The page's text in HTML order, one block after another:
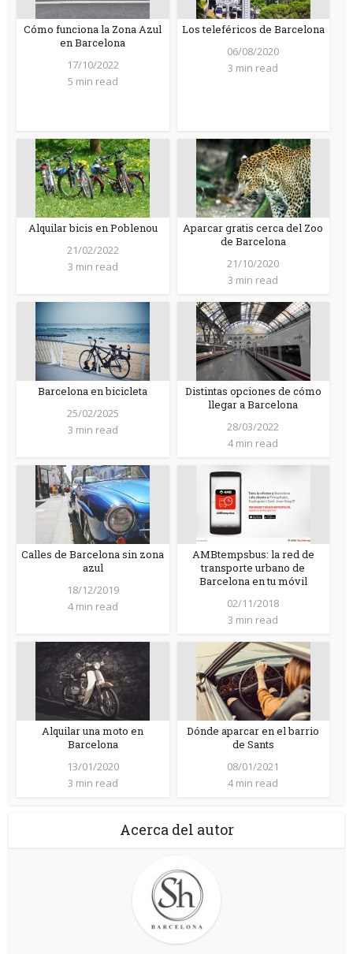
Cómo funciona la Zona Azul
en Barcelona
17/10/2022
5 min read
Los teleféricos de Barcelona
06/08/2020
3 min read
Alquilar bicis en Poblenou
21/02/2022
3 min read
Aparcar gratis cerca del Zoo
de Barcelona
21/10/2020
3 min read
Barcelona en bicicleta
25/02/2025
3 min read
Distintas opciones de cómo
llegar a Barcelona
28/03/2022
4 min read
Calles de Barcelona sin zona
azul
18/12/2019
4 min read
AMBtempsbus: la red de
transporte urbano de
Barcelona en tu móvil
02/11/2018
3 min read
Alquilar una moto en
Barcelona
13/01/2020
3 min read
Dónde aparcar en el barrio
de Sants
08/01/2021
4 min read
Acerca del autor